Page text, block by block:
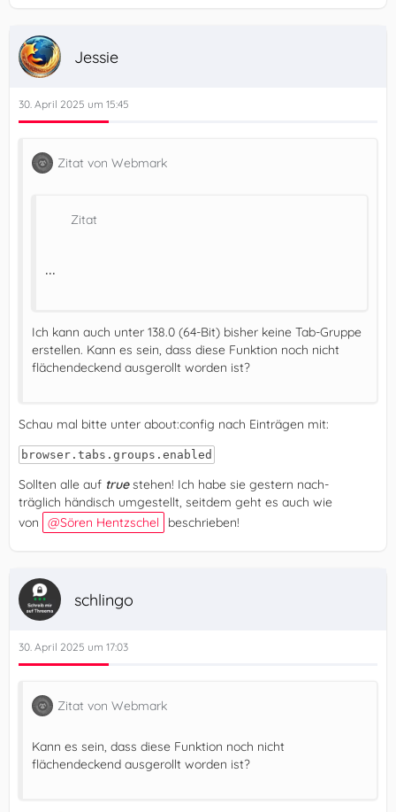
Jessie
30. April 2025 um 15:45
Zitat von Webmark
Zitat
...
Ich kann auch unter 138.0 (64-Bit) bisher keine Tab-Gruppe
erstellen. Kann es sein, dass diese Funktion noch nicht
flächendeckend ausgerollt worden ist?
Schau mal bitte unter about:config nach Einträgen mit:
browser.tabs.groups.enabled
Sollten alle auf truestehen! Ich habe sie gestern nach-
träglich händisch umgestellt, seitdem geht es auch wie
von
Sören Hentzschel beschrieben!
schlingo
30. April 2025 um 17:03
Zitat von Webmark
Kann es sein, dass diese Funktion noch nicht
flächendeckend ausgerollt worden ist?